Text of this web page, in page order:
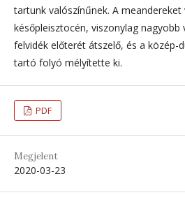
tartunk valószínűnek. A meandereket
későpleisztocén, viszonylag
felvidék előterét átszelő, és a közép-
tartó folyó mélyítette ki.
PDF
Megjelent
2020-03-23